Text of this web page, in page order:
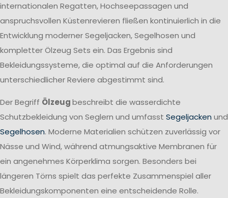
internationalen Regatten, Hochseepassagen und
anspruchsvollen Küstenrevieren fließen kontinuierlich in die
Entwicklung moderner Segeljacken, Segelhosen und
kompletter Ölzeug Sets ein. Das Ergebnis sind
Bekleidungssysteme, die optimal auf die Anforderungen
unterschiedlicher Reviere abgestimmt sind.
Der Begriff Ölzeugbeschreibt die wasserdichte
Schutzbekleidung von Seglern und umfasst Segeljacken und
Segelhosen. Moderne Materialien schützen zuverlässig vor
Nässe und Wind, während atmungsaktive Membranen für
ein angenehmes Körperklima sorgen. Besonders bei
längeren Törns spielt das perfekte Zusammenspiel aller
Bekleidungskomponenten eine entscheidende Rolle.